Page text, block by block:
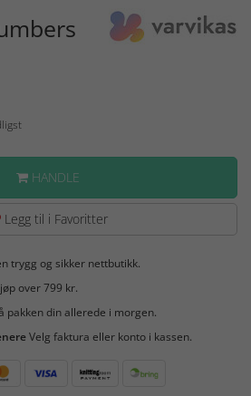
HANDLE
Legg til i Favoritter
trygg og sikker nettbutikk.
over 799 kr.
pakken din allerede i morgen.
Velg faktura eller konto i kassen.